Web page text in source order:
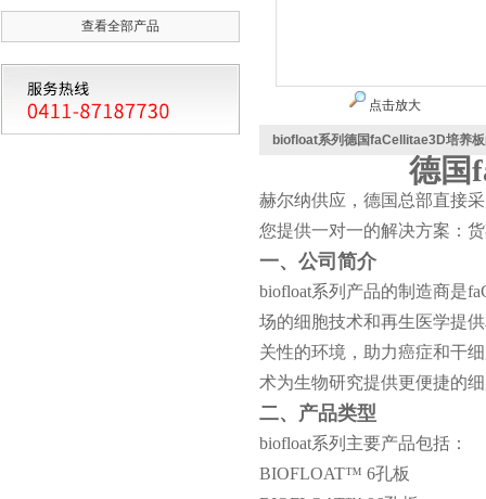
查看全部产品
点击放大
biofloat系列德国faCellitae3D培养板
德国
赫尔纳供应，德国总部直接
您提供一对一的解决方案：
一、公司简介
biofloat系列产品的制造商是
场的细胞技术和再生医学提
关性的环境，助力癌症和干
术为生物研究提供更便捷的
二、产品类型
biofloat系列主要产品包括：
BIOFLOAT™ 6孔板